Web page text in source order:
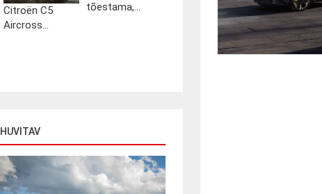
Citroën C5
Aircross...
tõestama,...
HUVITAV